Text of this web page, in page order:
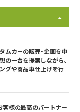
ムカーの販売・企画を中
の一台を提案しながら、
グや商品車仕上げを行
様の最高のパートナー